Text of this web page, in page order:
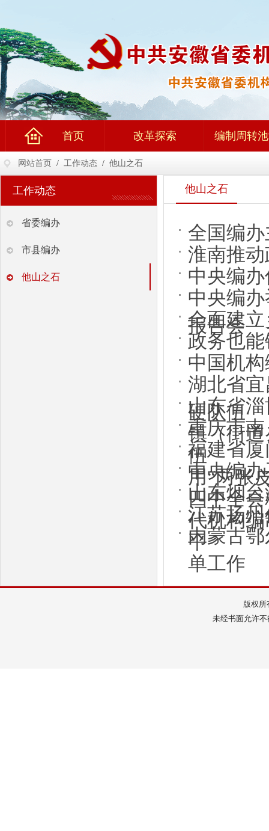
首页 改革探索 编制周转
网站首页 / 工作动态 / 他山之石
工作动态
省委编办
市县编办
他山之石
他山之石
全国编
淮南推
中央编
中央编
报告会
全面建
政务也
中国机
湖北省
硬队伍
山东省
镇（街
重庆市
伍
福建省
用“两张
中央编
四中全
山东烟
代机构
江苏扬
平
内蒙古
单工作
版权
未经书面允许